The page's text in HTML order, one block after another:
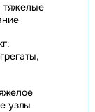
тяжелые
узлы